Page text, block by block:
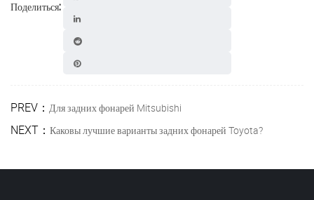
Поделиться:
PREV： Для задних фонарей Mitsubishi
NEXT： Каковы лучшие варианты задних фонарей Toyota?